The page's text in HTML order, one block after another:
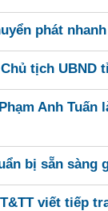
phát nhanh
tịch UBND
Anh Tuấn
bị sẵn sàng
viết tiếp